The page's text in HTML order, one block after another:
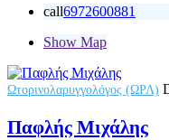
call6972600881
Show Map
Ωτορινολαρυγγολόγος (ΩΡΛ)
Παφλής Μιχάλης